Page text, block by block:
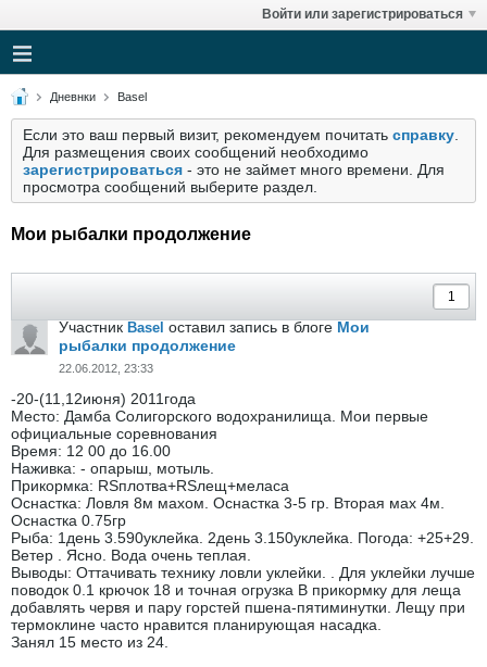
Войти или зарегистрироваться
Дневнки Basel
Если это ваш первый визит, рекомендуем почитать справку
Для размещения своих сообщений необходимо
зарегистрироваться - это не займет много времени. Для
просмотра сообщений выберите раздел.
Мои рыбалки продолжение
Участник Basel оставил запись в блоге Мои
рыбалки продолжение
22.06.2012, 23:33
-20-(11,12июня) 2011года
Место: Дамба Солигорского водохранилища. Мои первые
официальные соревнования
Время: 12 00 до 16.00
Наживка: - опарыш, мотыль.
Прикормка: RSплотва+RSлещ+меласа
Оснастка: Ловля 8м махом. Оснастка 3-5 гр. Вторая мах 4м.
Оснастка 0.75гр
Рыба: 1день 3.590уклейка. 2день 3.150уклейка. Погода: +25+29.
Ветер . Ясно. Вода очень теплая.
Выводы: Оттачивать технику ловли уклейки. . Для уклейки лучше
поводок 0.1 крючок 18 и точная огрузка В прикормку для леща
добавлять червя и пару горстей пшена-пятиминутки. Лещу при
термоклине часто нравится планирующая насадка.
Занял 15 место из 24.